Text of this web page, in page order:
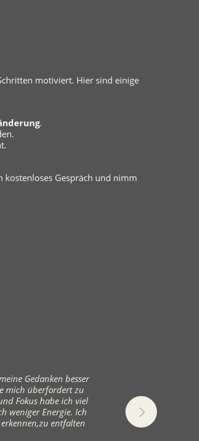
motiviert. Hier sind einige
.
kostenloses Gespräch und nimm
Gedanken besser
mich überfordert zu
Fokus habe ich viel
weniger Energie. Ich
entfalten